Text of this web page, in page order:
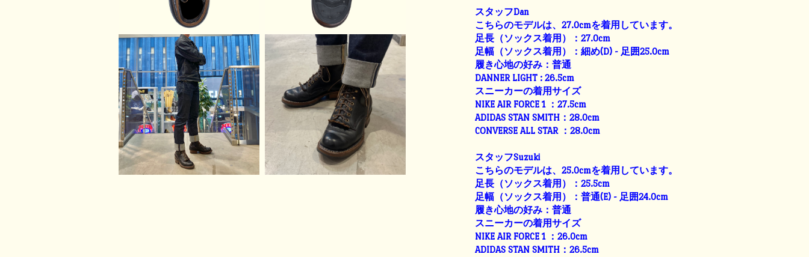
スタッフDan
こちらのモデルは、27.0cmを着用しています。
足長（ソックス着用）：27.0cm
足幅（ソックス着用）：細め(D) - 足囲25.0cm
履き心地の好み：普通
DANNER LIGHT : 26.5cm
スニーカーの着用サイズ
NIKE AIR FORCE 1 ：27.5cm
ADIDAS STAN SMITH：28.0cm
CONVERSE ALL STAR ：28.0cm
スタッフSuzuki
こちらのモデルは、25.0cmを着用しています。
足長（ソックス着用）：25.5cm
足幅（ソックス着用）：普通(E) - 足囲24.0cm
履き心地の好み：普通
スニーカーの着用サイズ
NIKE AIR FORCE 1 ：26.0cm
ADIDAS STAN SMITH：26.5cm